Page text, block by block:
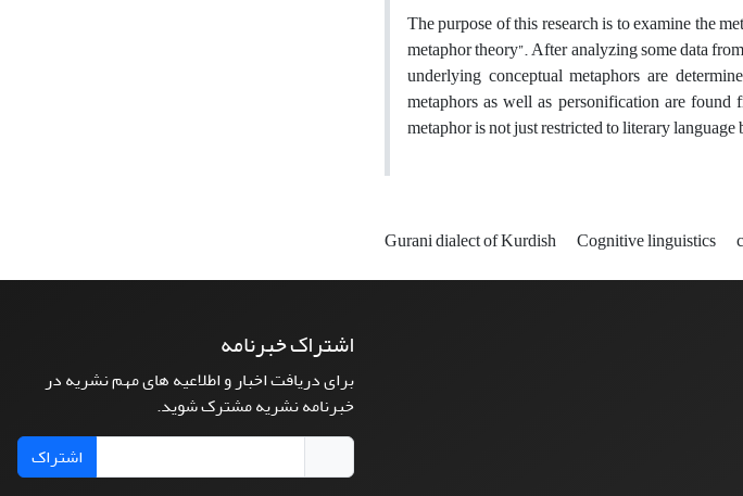
The purpose of this research is to examine the
metaphor theory”. After analyzing some data
underlying conceptual metaphors are
metaphors as well as personification are
metaphor is not just restricted to literary
Gurani dialect of Kurdish Cognitive linguistics
اشتراک خبرنامه
برای دریافت اخبار و اطلاعیه های مهم نشریه در
خبرنامه نشریه مشترک شوید.
اشتراک